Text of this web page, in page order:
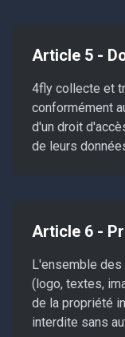
Article 5 -
4fly collecte et
conformément
d'un droit
de leurs
Article 6 -
L'ensemble
(logo, textes,
de la propriété
interdite sans